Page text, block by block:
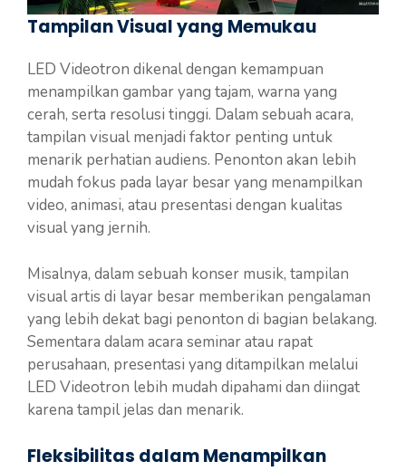
Tampilan Visual yang Memukau
LED Videotron dikenal dengan kemampuan
menampilkan gambar yang tajam, warna yang
cerah, serta resolusi tinggi. Dalam sebuah acara,
tampilan visual menjadi faktor penting untuk
menarik perhatian audiens. Penonton akan lebih
mudah fokus pada layar besar yang menampilkan
video, animasi, atau presentasi dengan kualitas
visual yang jernih.
Misalnya, dalam sebuah konser musik, tampilan
visual artis di layar besar memberikan pengalaman
yang lebih dekat bagi penonton di bagian belakang.
Sementara dalam acara seminar atau rapat
perusahaan, presentasi yang ditampilkan melalui
LED Videotron lebih mudah dipahami dan diingat
karena tampil jelas dan menarik.
Fleksibilitas dalam Menampilkan